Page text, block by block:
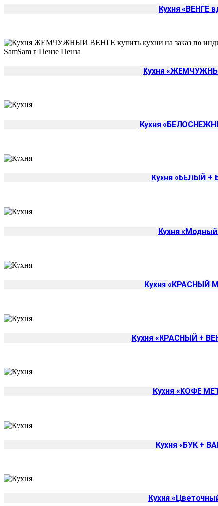
Кухня «ВЕНГЕ
Кухня
Кухня
Кухня «БЕЛЫЙ +
Кухня
Кухня «КРАСНЫЙ
Кухня «КРАСНЫЙ +
Кухня «КОФЕ
Кухня «БУК +
Кухня